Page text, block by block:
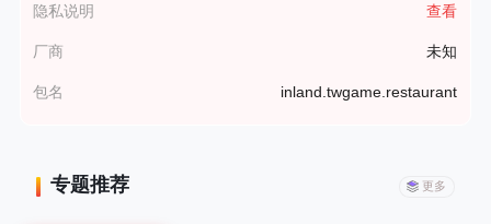
隐私说明 查看
厂商 未知
包名 inland.twgame.restaurant
专题推荐 更多